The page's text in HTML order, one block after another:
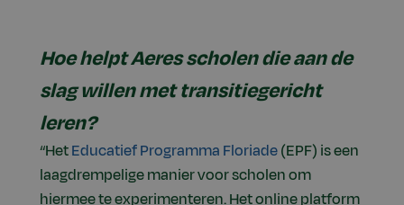
Hoe helpt Aeres scholen die aan de
slag willen met transitiegericht
leren?
“HetEducatief Programma Floriade(EPF) is een
laagdrempelige manier voor scholen om
hiermee te experimenteren. Het online platform